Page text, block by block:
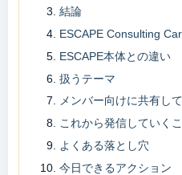
結論
ESCAPE Consulting
ESCAPE本体との違い
扱うテーマ
メンバー向けに共有し
これから発信していく
よくある落とし穴
今日できるアクション